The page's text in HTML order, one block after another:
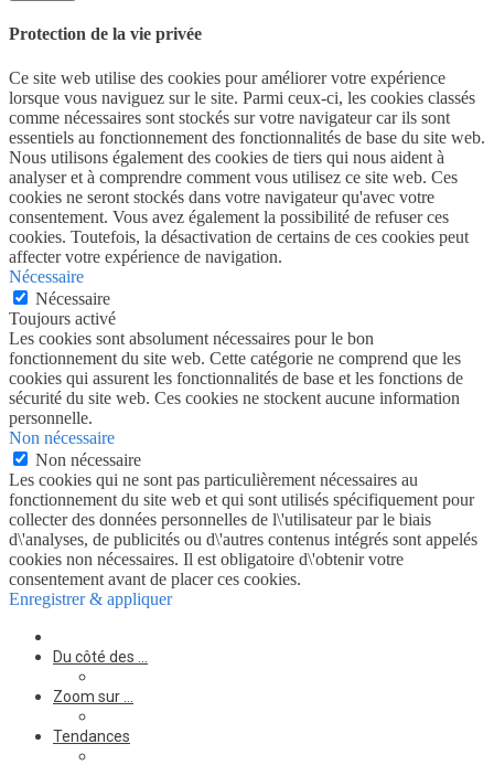
Protection de la vie privée
Ce site web utilise des cookies pour améliorer votre expérience
lorsque vous naviguez sur le site. Parmi ceux-ci, les cookies classés
comme nécessaires sont stockés sur votre navigateur car ils sont
essentiels au fonctionnement des fonctionnalités de base du site web.
Nous utilisons également des cookies de tiers qui nous aident à
analyser et à comprendre comment vous utilisez ce site web. Ces
cookies ne seront stockés dans votre navigateur qu'avec votre
consentement. Vous avez également la possibilité de refuser ces
cookies. Toutefois, la désactivation de certains de ces cookies peut
affecter votre expérience de navigation.
Nécessaire
Nécessaire
Toujours activé
Les cookies sont absolument nécessaires pour le bon
fonctionnement du site web. Cette catégorie ne comprend que les
cookies qui assurent les fonctionnalités de base et les fonctions de
sécurité du site web. Ces cookies ne stockent aucune information
personnelle.
Non nécessaire
Non nécessaire
Les cookies qui ne sont pas particulièrement nécessaires au
fonctionnement du site web et qui sont utilisés spécifiquement pour
collecter des données personnelles de l\'utilisateur par le biais
d\'analyses, de publicités ou d\'autres contenus intégrés sont appelés
cookies non nécessaires. Il est obligatoire d\'obtenir votre
consentement avant de placer ces cookies.
Enregistrer & appliquer
Du côté des …
Zoom sur …
Tendances